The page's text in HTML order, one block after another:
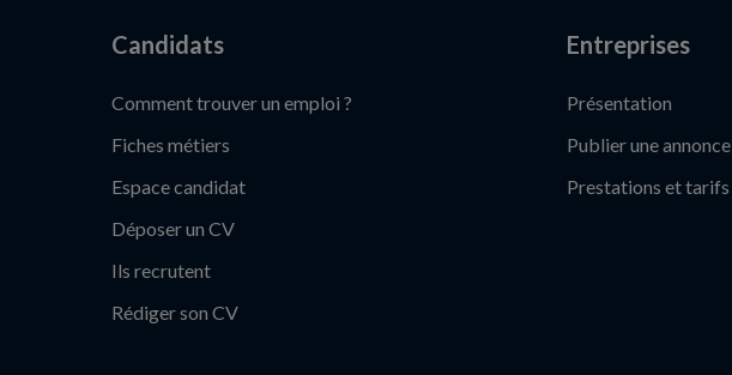
Candidats
Comment trouver un emploi ?
Fiches métiers
Espace candidat
Déposer un CV
Ils recrutent
Rédiger son CV
Entreprises
Présentation
Publier une annonce
Prestations et tarifs